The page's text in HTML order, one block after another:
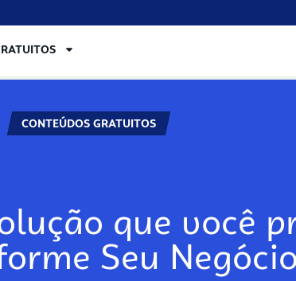
CONTEÚDOS GRATUITOS
que você
Seu Negócio